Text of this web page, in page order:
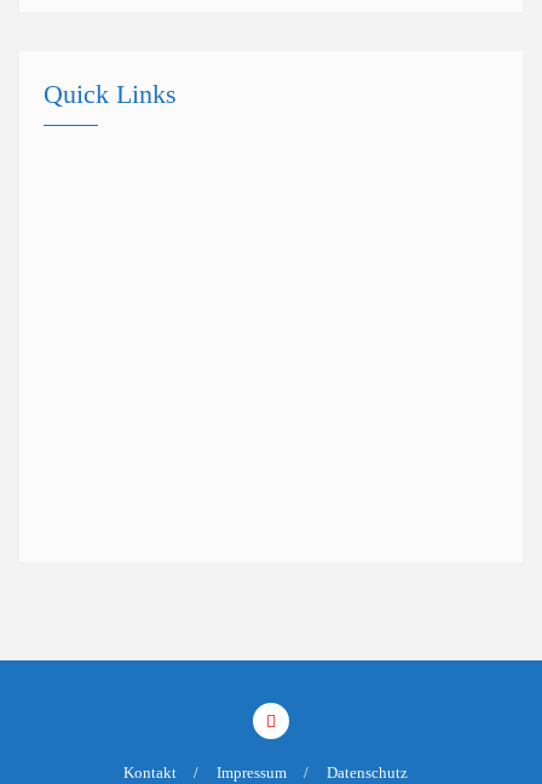
Quick Links
Kontakt Impressum Datenschutz